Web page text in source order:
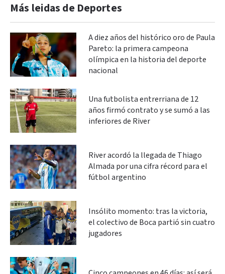
Más leidas de Deportes
A diez años del histórico oro de Paula
Pareto: la primera campeona
olímpica en la historia del deporte
nacional
Una futbolista entrerriana de 12
años firmó contrato y se sumó a las
inferiores de River
River acordó la llegada de Thiago
Almada por una cifra récord para el
fútbol argentino
Insólito momento: tras la victoria,
el colectivo de Boca partió sin cuatro
jugadores